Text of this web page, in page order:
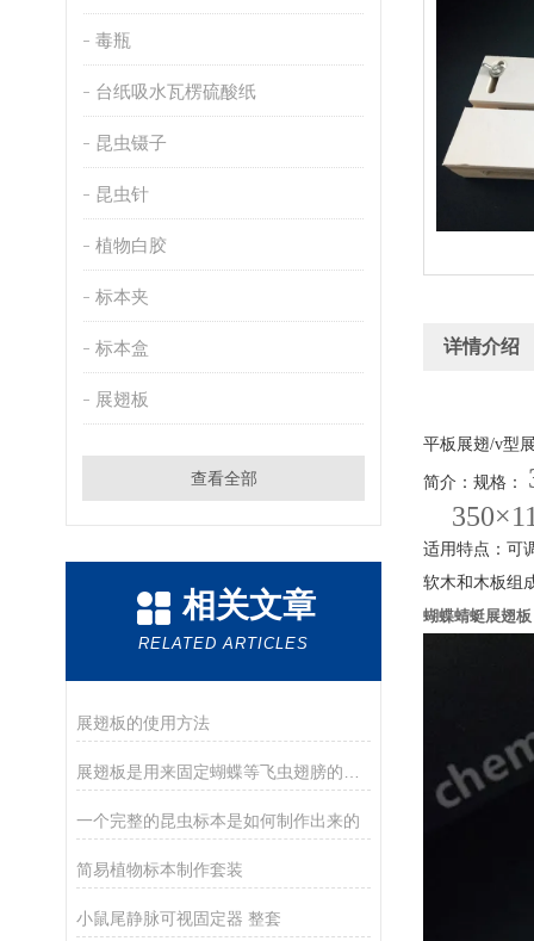
毒瓶
台纸吸水瓦楞硫酸纸
昆虫镊子
昆虫针
植物白胶
标本夹
标本盒
展翅板
查看全部
相关文章
RELATED ARTICLES
展翅板的使用方法
一个完整的昆虫标本是如何制作出来的
简易植物标本制作套装
小鼠尾静脉可视固定器 整套
详情介绍
平板展翅/v型
简介：规格：
适用特点：可
软木和木板组
蝴蝶蜻蜓展翅板